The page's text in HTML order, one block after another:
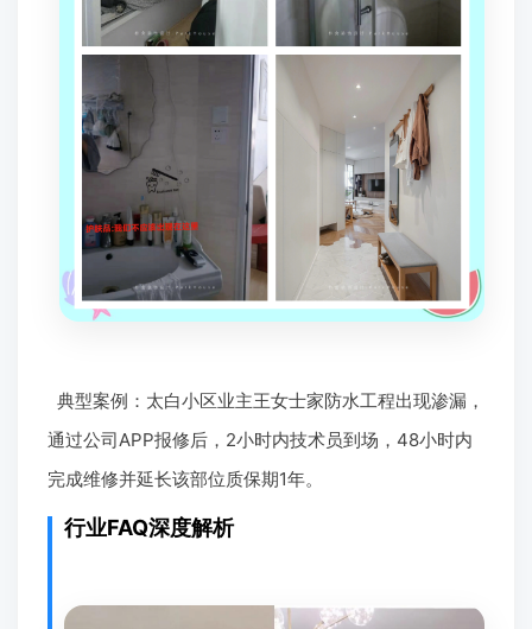
典型案例：太白小区业主王女士家防水工程出现渗漏，
通过公司APP报修后，2小时内技术员到场，48小时内
完成维修并延长该部位质保期1年。
行业FAQ深度解析